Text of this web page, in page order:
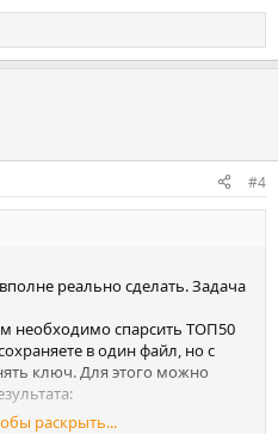
#4
реально сделать. Задача
необходимо спарсить ТОП50
в один файл, но с
ключ. Для этого можно
раскрыть...